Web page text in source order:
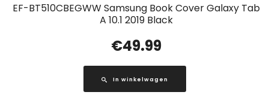
EF-BT510CBEGWW Samsung Book Cover Galaxy Tab
A 10.1 2019 Black
€49.99
In winkelwagen